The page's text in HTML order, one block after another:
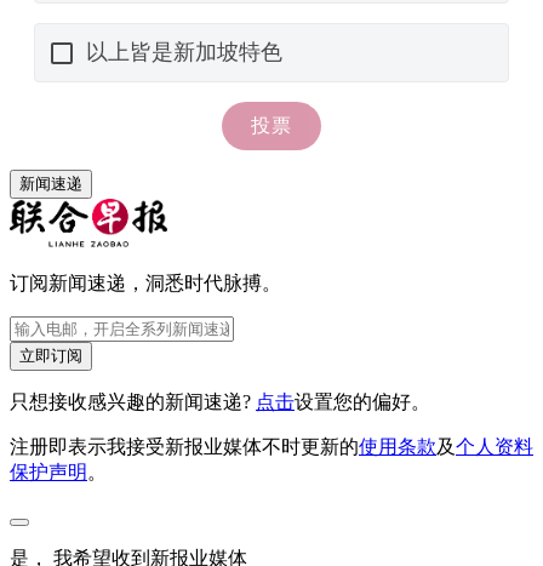
新闻速递
订阅新闻速递，洞悉时代脉搏。
立即订阅
只想接收感兴趣的新闻速递? 点击设置您的偏好。
注册即表示我接受新报业媒体不时更新的使用条款及个人资料
保护声明 。
是， 我希望收到新报业媒体